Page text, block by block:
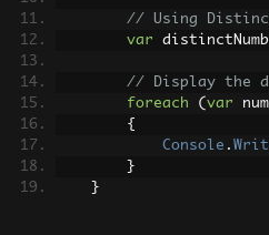
// Using
var
// Display the
foreach
( var
{
Console .
}
}